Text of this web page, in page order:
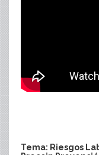
Tema: Riesgos